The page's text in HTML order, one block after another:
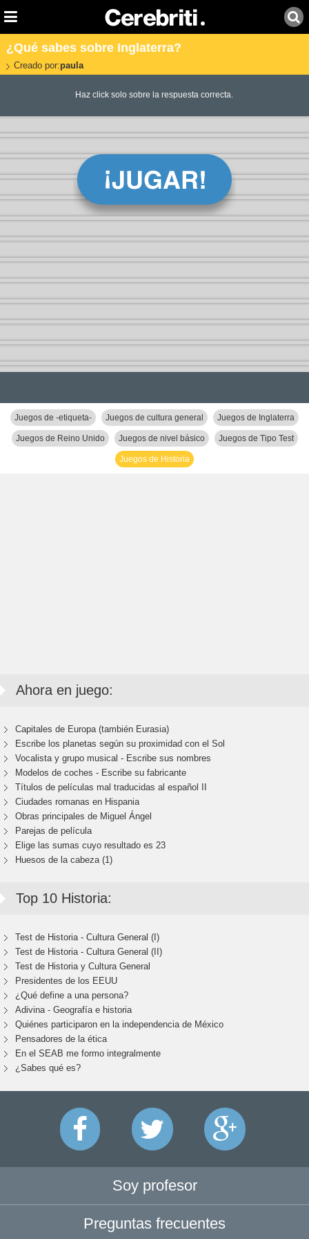
¿Qué sabes sobre Inglaterra?
Creado por:paula
Haz click solo sobre la respuesta correcta.
Juegos de -etiqueta- Juegos de cultura general Juegos de Inglaterra
Juegos de Reino Unido Juegos de nivel básico Juegos de Tipo Test
Juegos de Historia
Ahora en juego:
Capitales de Europa (también Eurasia)
Escribe los planetas según su proximidad con el Sol
Vocalista y grupo musical - Escribe sus nombres
Modelos de coches - Escribe su fabricante
Títulos de películas mal traducidas al español II
Ciudades romanas en Hispania
Obras principales de Miguel Ángel
Parejas de película
Elige las sumas cuyo resultado es 23
Huesos de la cabeza (1)
Top 10 Historia:
Test de Historia - Cultura General (I)
Test de Historia - Cultura General (II)
Test de Historia y Cultura General
Presidentes de los EEUU
¿Qué define a una persona?
Adivina - Geografía e historia
Quiénes participaron en la independencia de México
Pensadores de la ética
En el SEAB me formo integralmente
¿Sabes qué es?
Soy profesor
Preguntas frecuentes